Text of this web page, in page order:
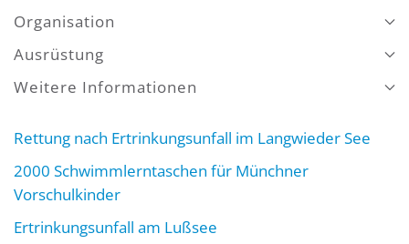
Organisation
Ausrüstung
Weitere Informationen
Rettung nach Ertrinkungsunfall im Langwieder See
2000 Schwimmlerntaschen für Münchner
Vorschulkinder
Ertrinkungsunfall am Lußsee